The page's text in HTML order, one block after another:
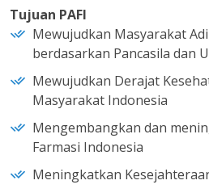
Tujuan PAFI
Mewujudkan Masyarakat
berdasarkan Pancasila dan
Mewujudkan Derajat
Masyarakat Indonesia
Mengembangkan dan
Farmasi Indonesia
Meningkatkan